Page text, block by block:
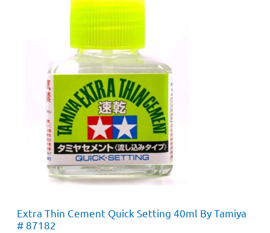
Extra Thin Cement Quick Setting 40ml By Tamiya
# 87182